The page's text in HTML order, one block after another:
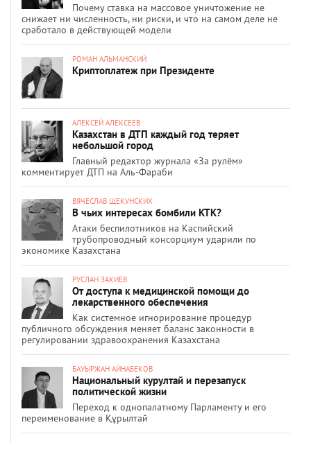
Почему ставка на массовое уничтожение не
снижает ни численность, ни риски, и что на самом деле не
сработало в действующей модели
РОМАН АЛЬМАНСКИЙ
Криптоплатеж при Президенте
АЛЕКСЕЙ АЛЕКСЕЕВ
Казахстан в ДТП каждый год теряет
небольшой город
Главный редактор журнала «За рулём»
комментирует ДТП на Аль-Фараби
ВЯЧЕСЛАВ ЩЕКУНСКИХ
В чьих интересах бомбили КТК?
Атаки беспилотников на Каспийский
трубопроводный консорциум ударили по
экономике Казахстана
РУСЛАН ЗАКИЕВ
От доступа к медицинской помощи до
лекарственного обеспечения
Как системное игнорирование процедур
публичного обсуждения меняет баланс законности в
регулировании здравоохранения Казахстана
БАУЫРЖАН АЙНАБЕКОВ
Национальный курултай и перезапуск
политической жизни
Переход к однопалатному Парламенту и его
переименование в Құрылтай